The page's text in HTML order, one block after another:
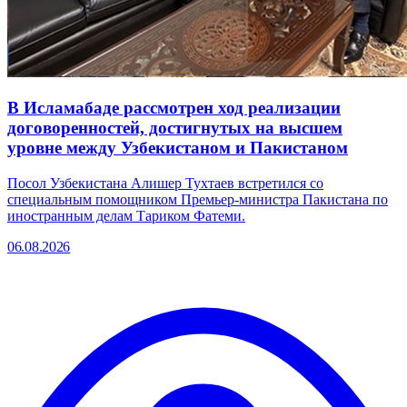
В Исламабаде рассмотрен ход реализации
договоренностей, достигнутых на высшем
уровне между Узбекистаном и Пакистаном
Посол Узбекистана Алишер Тухтаев встретился со
специальным помощником Премьер-министра Пакистана по
иностранным делам Тариком Фатеми.
06.08.2026